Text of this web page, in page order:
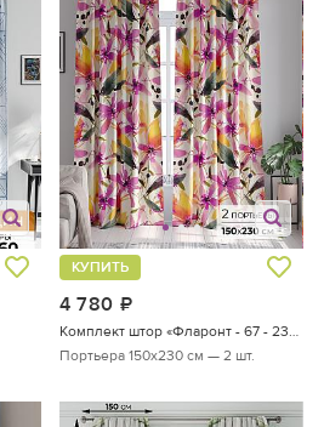
4 780
КУПИТЬ
Портьера 150х230 см — 2 шт.